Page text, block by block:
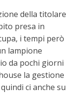
della titolare
presa in
i tempi però
lampione
da pochi giorni
la gestione
ci anche su